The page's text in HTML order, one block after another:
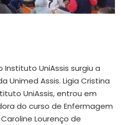
Instituto UniAssis surgiu a
Unimed Assis. Ligia Cristina
UniAssis, entrou em
do curso de Enfermagem
Lourenço de